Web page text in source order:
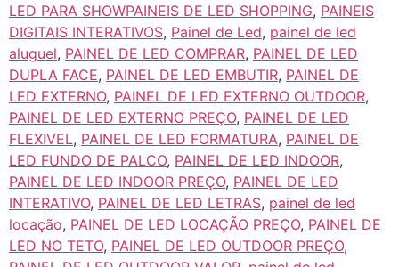
LED PARA SHOWPAINEIS DE LED SHOPPING, PAINEIS
DIGITAIS INTERATIVOS, Painel de Led, painel de led
aluguel, PAINEL DE LED COMPRAR, PAINEL DE LED
DUPLA FACE, PAINEL DE LED EMBUTIR, PAINEL DE
LED EXTERNO, PAINEL DE LED EXTERNO OUTDOOR,
PAINEL DE LED EXTERNO PREÇO, PAINEL DE LED
FLEXIVEL, PAINEL DE LED FORMATURA, PAINEL DE
LED FUNDO DE PALCO, PAINEL DE LED INDOOR,
PAINEL DE LED INDOOR PREÇO, PAINEL DE LED
INTERATIVO, PAINEL DE LED LETRAS, painel de led
locação, PAINEL DE LED LOCAÇÃO PREÇO, PAINEL DE
LED NO TETO, PAINEL DE LED OUTDOOR PREÇO,